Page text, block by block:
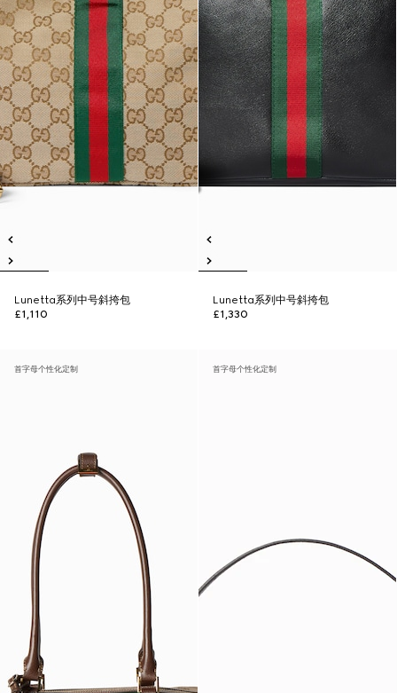
Lunetta系列中号斜挎包
£1,110
Lunetta系列中号斜挎包
£1,330
首字母个性化定制 首字母个性化定制